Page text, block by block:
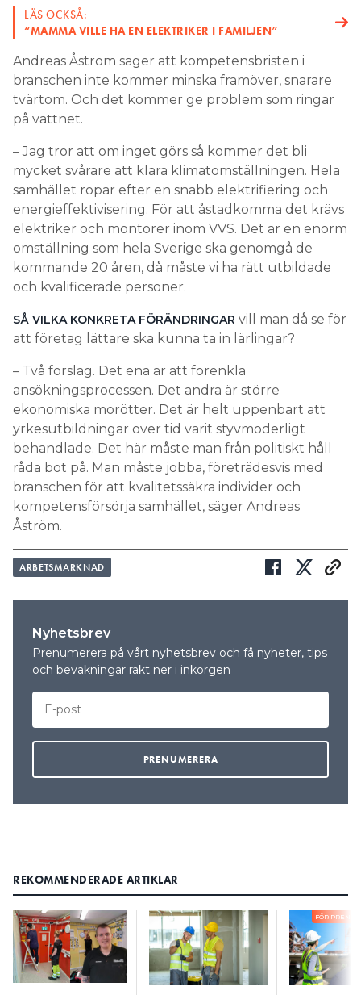
LÄS OCKSÅ:
“MAMMA VILLE HA EN ELEKTRIKER I FAMILJEN”
Andreas Åström säger att kompetensbristen i
branschen inte kommer minska framöver, snarare
tvärtom. Och det kommer ge problem som ringar
på vattnet.
– Jag tror att om inget görs så kommer det bli
mycket svårare att klara klimatomställningen. Hela
samhället ropar efter en snabb elektrifiering och
energieffektivisering. För att åstadkomma det krävs
elektriker och montörer inom VVS. Det är en enorm
omställning som hela Sverige ska genomgå de
kommande 20 åren, då måste vi ha rätt utbildade
och kvalificerade personer.
SÅ VILKA KONKRETA FÖRÄNDRINGAR vill man då se för
att företag lättare ska kunna ta in lärlingar?
– Två förslag. Det ena är att förenkla
ansökningsprocessen. Det andra är större
ekonomiska morötter. Det är helt uppenbart att
yrkesutbildningar över tid varit styvmoderligt
behandlade. Det här måste man från politiskt håll
råda bot på. Man måste jobba, företrädesvis med
branschen för att kvalitetssäkra individer och
kompetensförsörja samhället, säger Andreas
Åström.
ARBETSMARKNAD
Nyhetsbrev
Prenumerera på vårt nyhetsbrev och få nyheter, tips
och bevakningar rakt ner i inkorgen
REKOMMENDERADE ARTIKLAR
FÖR